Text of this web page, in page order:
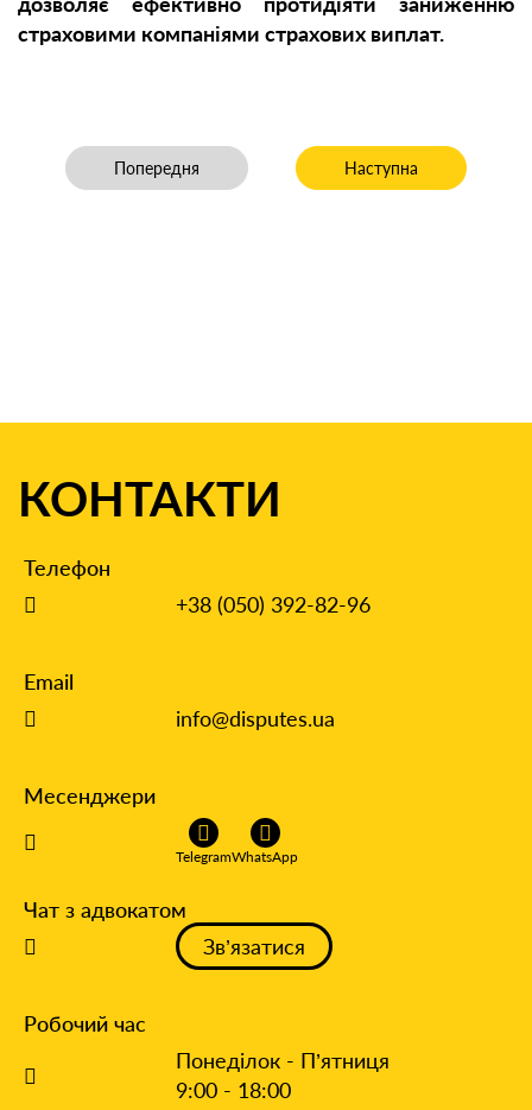
страховими компаніями страхових виплат.
Попередня стаття: Справа не в грошах – справа в
Попередня Наступна стаття:
Наступна
КОНТАКТИ
Телефон
+38 (050) 392-82-96
Email
info@disputes.ua
Месенджери
TelegramWhatsApp
Чат з адвокатом
Зв’язатися
Робочий час
Понеділок - П’ятниця
9:00 - 18:00